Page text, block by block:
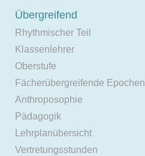
Übergreifend
Rhythmischer Teil
Klassenlehrer
Oberstufe
Fächerübergreifende Epochen
Anthroposophie
Pädagogik
Lehrplanübersicht
Vertretungsstunden